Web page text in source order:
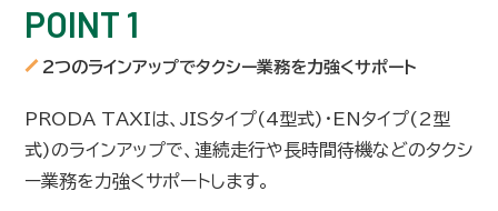
POINT 1
2つのラインアップでタクシー業務を力強くサポート
PRODA TAXIは、JISタイプ(4型式)・ENタイプ(2型
式)のラインアップで、連続走行や長時間待機などのタクシ
ー業務を力強くサポートします。